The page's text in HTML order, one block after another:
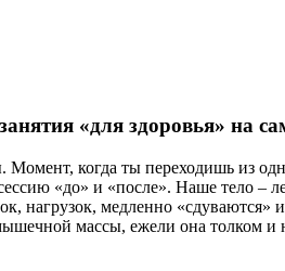
«для здоровья» на
когда ты переходишь из
«до» и «после». Наше тело –
нагрузок, медленно
массы, ежели она толком